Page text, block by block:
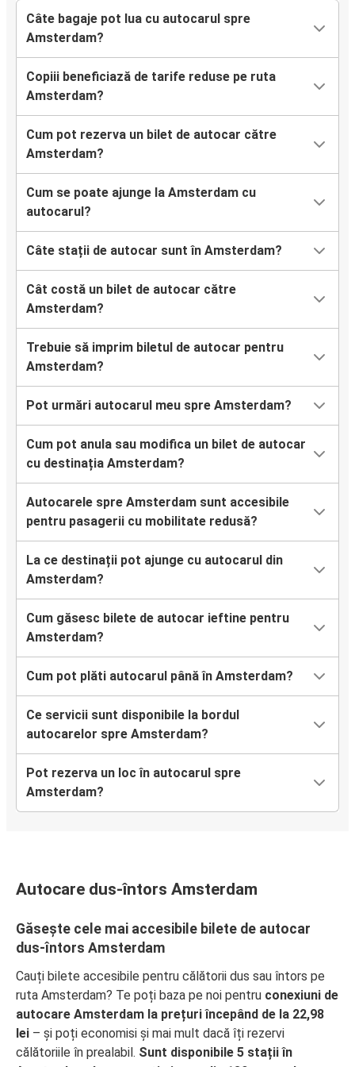
Essen
Hanovra
Eindhoven
Bremen
Munchen
Amsterdam
Stuttgart
Amsterdam
Amsterdam
Duisburg
Amsterdam
Praga
Praga
Amsterdam
Amsterdam
Luxemburg
Aachen
Amsterdam
Amsterdam
Aeroportul Bruxelles
Luxemburg
Amsterdam
Amsterdam
Copenhaga
Amsterdam
Bruges
Amsterdam
Munchen
Aeroportul Eindhoven
Amsterdam
Maastricht
Câte bagaje pot lua cu autocarul spre
Amsterdam?
Copiii beneficiază de tarife reduse pe ruta
Amsterdam?
Cum pot rezerva un bilet de autocar către
Amsterdam?
Cum se poate ajunge la Amsterdam cu
autocarul?
Câte stații de autocar sunt în Amsterdam?
Cât costă un bilet de autocar către
Amsterdam?
Trebuie să imprim biletul de autocar pentru
Amsterdam?
Pot urmări autocarul meu spre Amsterdam?
Cum pot anula sau modifica un bilet de autocar
cu destinația Amsterdam?
Autocarele spre Amsterdam sunt accesibile
pentru pasagerii cu mobilitate redusă?
La ce destinații pot ajunge cu autocarul din
Amsterdam?
Cum găsesc bilete de autocar ieftine pentru
Amsterdam?
Cum pot plăti autocarul până în Amsterdam?
Ce servicii sunt disponibile la bordul
autocarelor spre Amsterdam?
Pot rezerva un loc în autocarul spre
Amsterdam?
Autocare dus-întors Amsterdam
Găsește cele mai accesibile bilete de autocar
dus-întors Amsterdam
Cauți bilete accesibile pentru călătorii dus sau întors pe
ruta Amsterdam? Te poți baza pe noi pentru conexiuni de
autocare Amsterdam la prețuri începând de la 22,98
lei – și poți economisi și mai mult dacă îți rezervi
călătoriile în prealabil. Sunt disponibile 5 stații în